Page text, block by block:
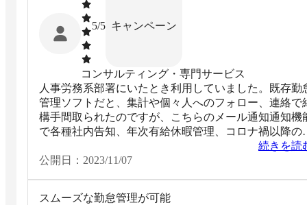
5/5 キャンペーン
コンサルティング・専門サービス
人事労務系部署にいたとき利用していました。既存勤
管理ソフトだと、集計や個々人へのフォロー、連絡で
構手間取られたのですが、こちらのメール通知通知機
で各種社内告知、年次有給休暇管理、コロナ禍以降の
モート勤務に対応したPCログイン、ログオフ時刻管
理、打刻乖離アラートなど、それまで人力で行ってい
続きを読
公開日： 2023/11/07
スムーズな勤怠管理が可能